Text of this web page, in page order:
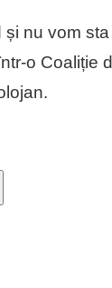
nu vom
o Coaliție